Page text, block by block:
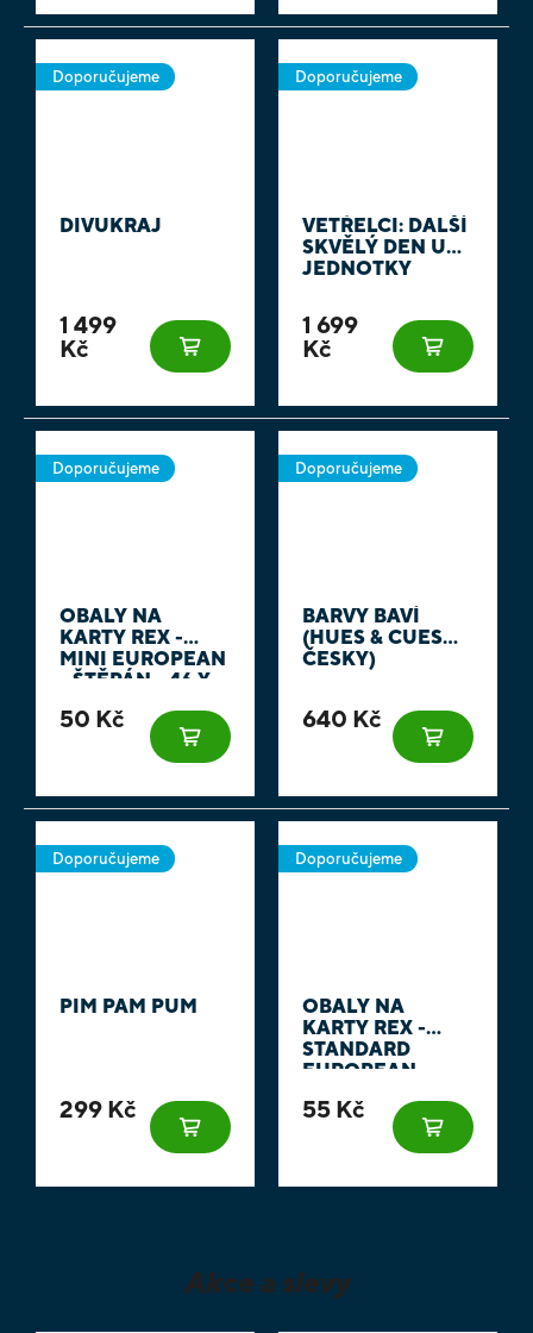
Doporučujeme
DIVUKRAJ
1 499
Kč
Doporučujeme
VETŘELCI: DALŠÍ
SKVĚLÝ DEN U
JEDNOTKY
1 699
Kč
Doporučujeme
OBALY NA
KARTY REX -
MINI EUROPEAN
- ŠTĚPÁN - 46 X
50 Kč
Doporučujeme
BARVY BAVÍ
(HUES & CUES
ČESKY)
640 Kč
Doporučujeme
PIM PAM PUM
299 Kč
Doporučujeme
OBALY NA
KARTY REX -
STANDARD
EUROPEAN -
MM 100KS
55 Kč
Akce a slevy